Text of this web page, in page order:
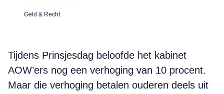
Geld & Recht
Tijdens Prinsjesdag beloofde het kabinet
AOW’ers nog een verhoging van 10 procent.
Maar die verhoging betalen ouderen deels uit